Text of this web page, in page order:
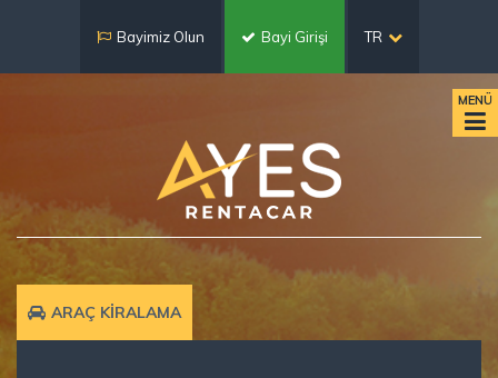
Bayimiz Olun Bayi Girişi TR
MENÜ
ARAÇ KİRALAMA